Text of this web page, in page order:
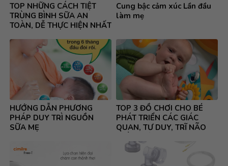
TOP NHỮNG CÁCH TIỆT
TRÙNG BÌNH SỮA AN
TOÀN, DỄ THỰC HIỆN NHẤT
Cung bậc cảm xúc Lần đầu
làm mẹ
HƯỚNG DẪN PHƯƠNG
PHÁP DUY TRÌ NGUỒN
SỮA MẸ
TOP 3 ĐỒ CHƠI CHO BÉ
PHÁT TRIỂN CÁC GIÁC
QUAN, TƯ DUY, TRĨ NÃO